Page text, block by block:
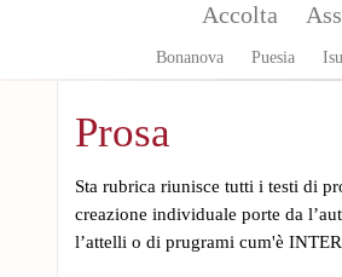
Accolta
Bonanova Puesia
Prosa
Sta rubrica riunisce tutti i testi di
creazione individuale porte da
l’attelli o di prugrami cum'è